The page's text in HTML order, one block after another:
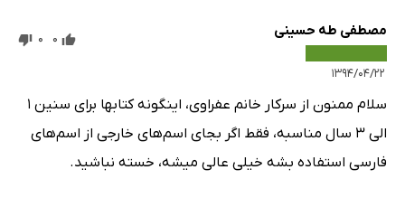
مصطفی طه حسینی
۱۳۹۴/۰۴/۲۲
0
0
سلام ممنون از سرکار خانم عفراوی، اینگونه کتابها برای سنین 1
الی 3 سال مناسبه، فقط اگر بجای اسم‌های خارجی از اسم‌های
فارسی استفاده بشه خیلی عالی میشه، خسته نباشید.